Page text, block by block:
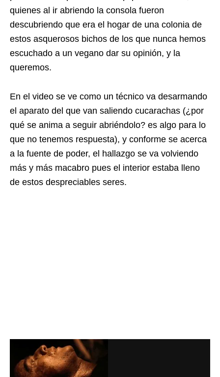
quienes al ir abriendo la consola fueron
descubriendo que era el hogar de una colonia de
estos asquerosos bichos de los que nunca hemos
escuchado a un vegano dar su opinión, y la
queremos.
En el video se ve como un técnico va desarmando
el aparato del que van saliendo cucarachas (¿por
qué se anima a seguir abriéndolo? es algo para lo
que no tenemos respuesta), y conforme se acerca
a la fuente de poder, el hallazgo se va volviendo
más y más macabro pues el interior estaba lleno
de estos despreciables seres.